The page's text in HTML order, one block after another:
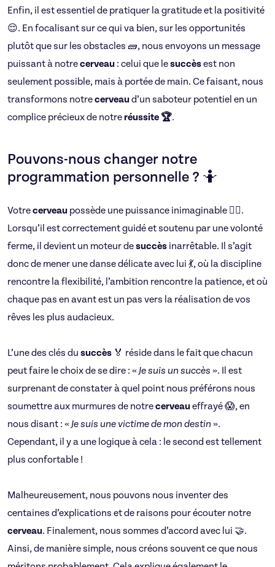
Enfin, il est essentiel de pratiquer la gratitude et la positivité
😌. En focalisant sur ce qui va bien, sur les opportunités
plutôt que sur les obstacles 🧱, nous envoyons un message
puissant à notrecerveau : celui que lesuccèsest non
seulement possible, mais à portée de main. Ce faisant, nous
transformons notrecerveaud’un saboteur potentiel en un
complice précieux de notreréussite 🏆.
Pouvons-nous changer notre
programmation personnelle ? 🤷
Votrecerveau possède une puissance inimaginable 🏋️‍♀️.
Lorsqu’il est correctement guidé et soutenu par une volonté
ferme, il devient un moteur desuccès inarrêtable. Il s’agit
donc de mener une danse délicate avec lui 💃, où la discipline
rencontre la flexibilité, l’ambition rencontre la patience, et où
chaque pas en avant est un pas vers la réalisation de vos
rêves les plus audacieux.
L’une des clés du succès 🏅 réside dans le fait que chacun
peut faire le choix de se dire : « Je suis un succès ». Il est
surprenant de constater à quel point nous préférons nous
soumettre aux murmures de notrecerveaueffrayé 😱, en
nous disant : « Je suis une victime de mon destin ».
Cependant, il y a une logique à cela : le second est tellement
plus confortable !
Malheureusement, nous pouvons nous inventer des
centaines d’explications et de raisons pour écouter notre
cerveau. Finalement, nous sommes d’accord avec lui 🤝.
Ainsi, de manière simple, nous créons souvent ce que nous